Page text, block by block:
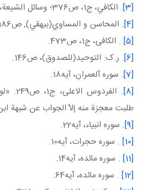
[3]
. الکافي، ج1، ص376؛ وسائل الشيعة، ج‏16، ص246.
[4] . المحاسن و المساوي(بيهقي), ص186.
[5]
. الکافی، ج1، ص473.
[6] . ر.ک: التوحيد(للصدوق)، ص146.
[7] . سوره آل عمران، آيه18.
[8]
.
طلبت معجزة منه إلاّ الجواب عن شبهة
[9] . سوره انبياء، آيه22.
[10]
. سوره حجرات، آيه10.
[11]
. سوره مائده، آيه14.
[12]
. سوره مائده، آيه64.